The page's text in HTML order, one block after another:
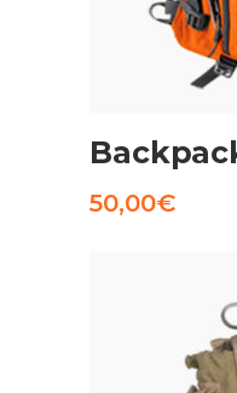
50,00€